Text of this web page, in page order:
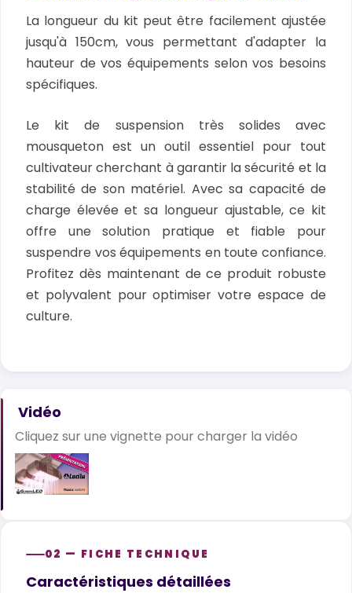
La longueur du kit peut être facilement ajustée
jusqu'à 150cm, vous permettant d'adapter la
hauteur de vos équipements selon vos besoins
spécifiques.
Le kit de suspension très solides avec
mousqueton est un outil essentiel pour tout
cultivateur cherchant à garantir la sécurité et la
stabilité de son matériel. Avec sa capacité de
charge élevée et sa longueur ajustable, ce kit
offre une solution pratique et fiable pour
suspendre vos équipements en toute confiance.
Profitez dès maintenant de ce produit robuste
et polyvalent pour optimiser votre espace de
culture.
Vidéo
Cliquez sur une vignette pour charger la vidéo
02 — FICHE TECHNIQUE
Caractéristiques détaillées